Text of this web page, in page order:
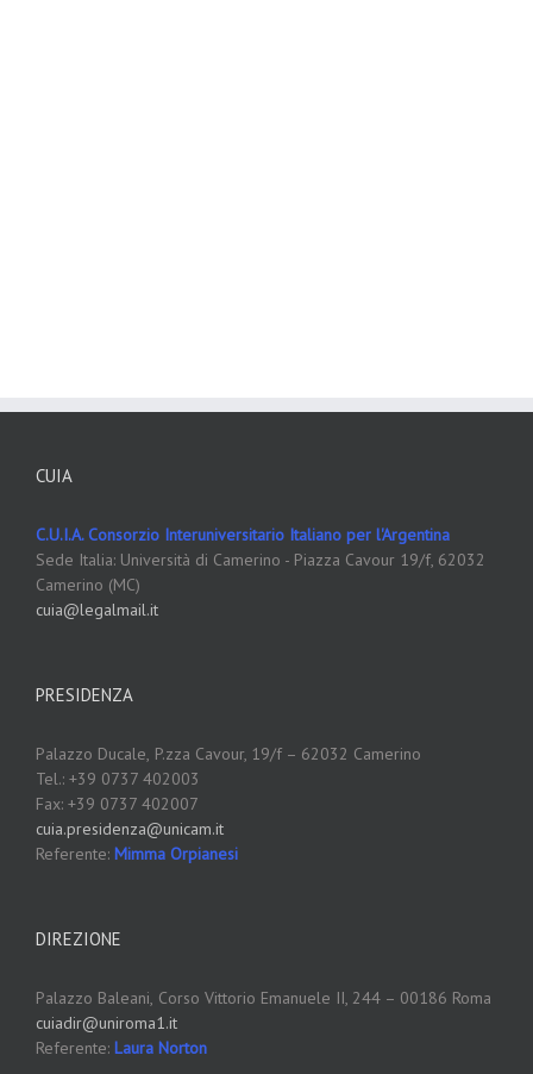
CUIA
C.U.I.A. Consorzio Interuniversitario Italiano per l'Argentina
Sede Italia: Università di Camerino - Piazza Cavour 19/f, 62032
Camerino (MC)
cuia@legalmail.it
PRESIDENZA
Palazzo Ducale, P.zza Cavour, 19/f – 62032 Camerino
Tel.: +39 0737 402003
Fax: +39 0737 402007
cuia.presidenza@unicam.it
Referente: Mimma Orpianesi
DIREZIONE
Palazzo Baleani, Corso Vittorio Emanuele II, 244 – 00186 Roma
cuiadir@uniroma1.it
Referente: Laura Norton